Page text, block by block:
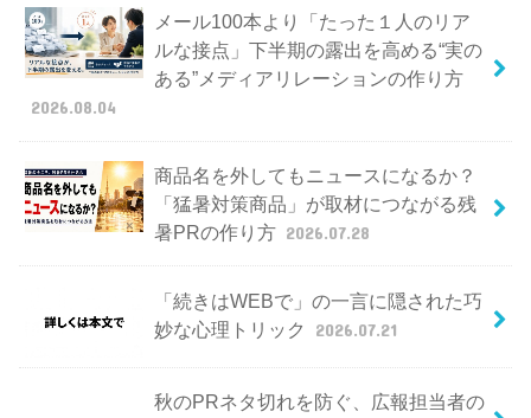
メール100本より「たった１人のリア
ルな接点」下半期の露出を高める“実の
ある”メディアリレーションの作り方
2026.08.04
商品名を外してもニュースになるか？
「猛暑対策商品」が取材につながる残
暑PRの作り方 2026.07.28
「続きはWEBで」の一言に隠された巧
妙な心理トリック
2026.07.21
秋のPRネタ切れを防ぐ、広報担当者の